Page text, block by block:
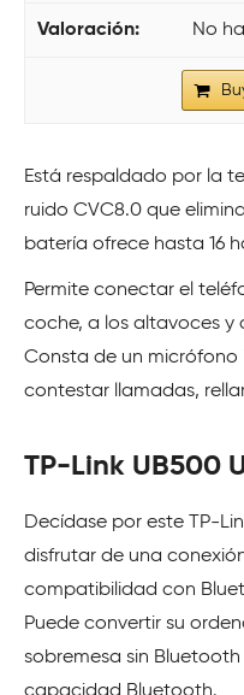
No
Está respaldado por la
ruido CVC8.0 que
batería ofrece hasta 16
Permite conectar el
coche, a los altavoces y
Consta de un
contestar llamadas,
TP-Link UB500
Decídase por este TP-
disfrutar de una
compatibilidad con
Puede convertir su
sobremesa sin